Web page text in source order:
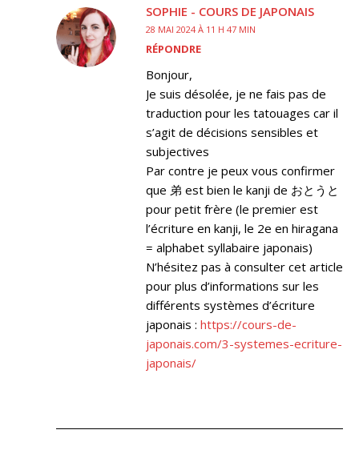
SOPHIE - COURS DE JAPONAIS
28 MAI 2024 À 11 H 47 MIN
RÉPONDRE
Bonjour,
Je suis désolée, je ne fais pas de
traduction pour les tatouages car il
s’agit de décisions sensibles et
subjectives
Par contre je peux vous confirmer
que 弟 est bien le kanji de おとうと
pour petit frère (le premier est
l’écriture en kanji, le 2e en hiragana
= alphabet syllabaire japonais)
N’hésitez pas à consulter cet article
pour plus d’informations sur les
différents systèmes d’écriture
japonais : https://cours-de-
japonais.com/3-systemes-ecriture-
japonais/